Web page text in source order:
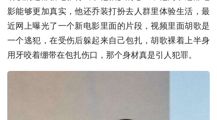
影能够更加真实，他还乔装打扮去人群里体验生活，最
近网上曝光了一个新电影里面的片段，视频里面胡歌是
一个逃犯，在受伤后躲起来自己包扎，胡歌裸着上半身
用牙咬着绷带在包扎伤口，那个身材真是引人犯罪。